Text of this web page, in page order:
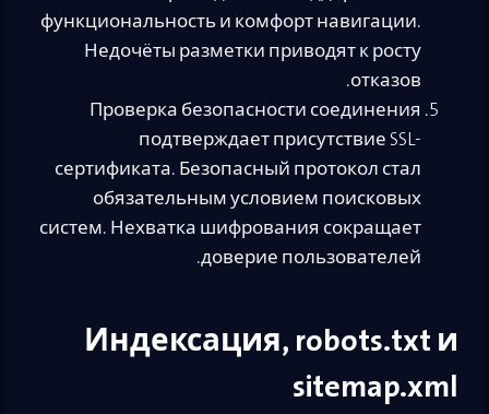
функциональность и комфорт навигации.
Недочёты разметки приводят к росту
отказов.
Проверка безопасности соединения
подтверждает присутствие SSL-
сертификата. Безопасный протокол стал
обязательным условием поисковых
систем. Нехватка шифрования сокращает
доверие пользователей.
Индексация, robots.txt и
sitemap.xml